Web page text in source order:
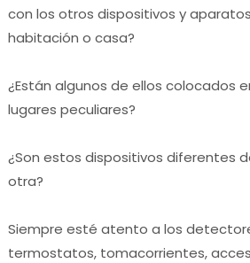
con los otros dispositivos y
habitación o casa?
¿Están algunos de ellos colocados
lugares peculiares?
¿Son estos dispositivos diferentes
otra?
Siempre esté atento a los
termostatos, tomacorrientes,